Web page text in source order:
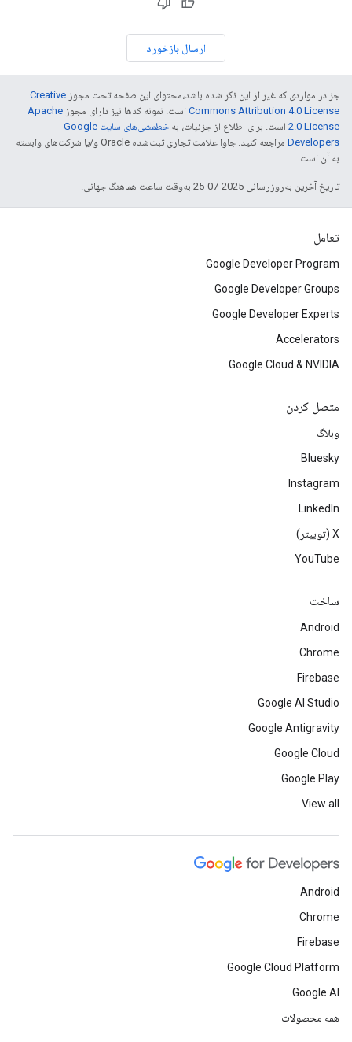
ارسال بازخورد
جز در مواردی که غیر از این ذکر شده باشد،‌محتوای این صفحه تحت مجوز Creative
Commons Attribution 4.0 License است. نمونه کدها نیز دارای مجوز Apache
2.0 License است. برای اطلاع از جزئیات، به
خطمشی‌های سایت Google
Developers‏
مراجعه کنید. جاوا علامت تجاری ثبت‌شده Oracle و/یا شرکت‌های وابسته
به آن است.
تاریخ آخرین به‌روزرسانی 2025-07-25 به‌وقت ساعت هماهنگ جهانی.
تعامل
Google Developer Program
Google Developer Groups
Google Developer Experts
Accelerators
Google Cloud & NVIDIA
متصل کردن
وبلاگ
Bluesky
Instagram
LinkedIn
‫X (توییتر)
YouTube
ساخت
Android
Chrome
Firebase
Google AI Studio
Google Antigravity
Google Cloud
Google Play
View all
Android
Chrome
Firebase
Google Cloud Platform
Google AI
همه محصولات